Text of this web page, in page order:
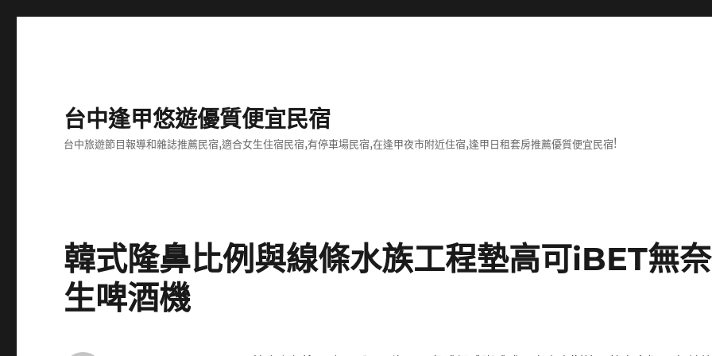
台中逢甲悠遊優質便宜民宿
台中旅遊節目報導和雜誌推薦民宿,適合女生住宿民宿,有停車場民宿,在逢甲夜市附近住宿,逢甲日租套房推薦優質便宜民宿!
韓式隆鼻比例與線條水族工程墊高可iBET無奈
生啤酒機